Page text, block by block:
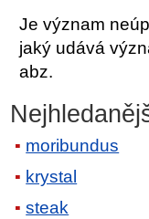
Je význam
jaký udává
abz.
moribundus
krystal
steak